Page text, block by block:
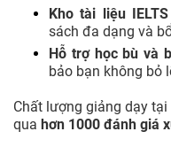
Kho tài liệu
sách đa dạng và
Hỗ trợ học bù và
bảo bạn không bỏ
Chất lượng giảng dạy
qua hơn 1000 đánh giá